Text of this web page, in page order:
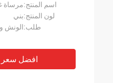
اسم المنتج:مرساة
لون المنتج:بني
طلب:
افضل سعر